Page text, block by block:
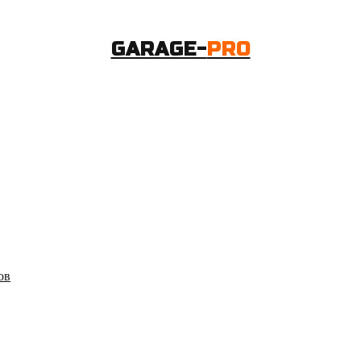
GARAGE-PRO